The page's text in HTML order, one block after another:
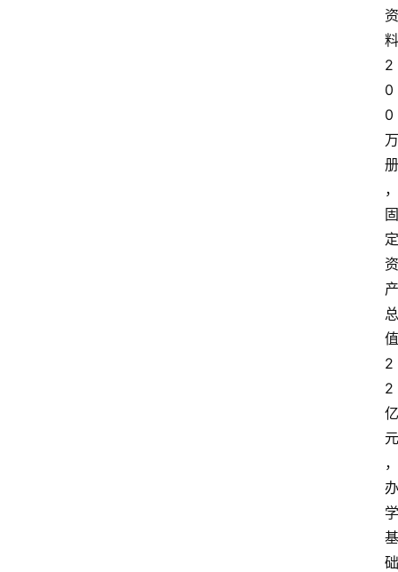
资
料
2
0
0
万
册
，
固
定
资
产
总
值
2
2
亿
元
，
办
学
基
础